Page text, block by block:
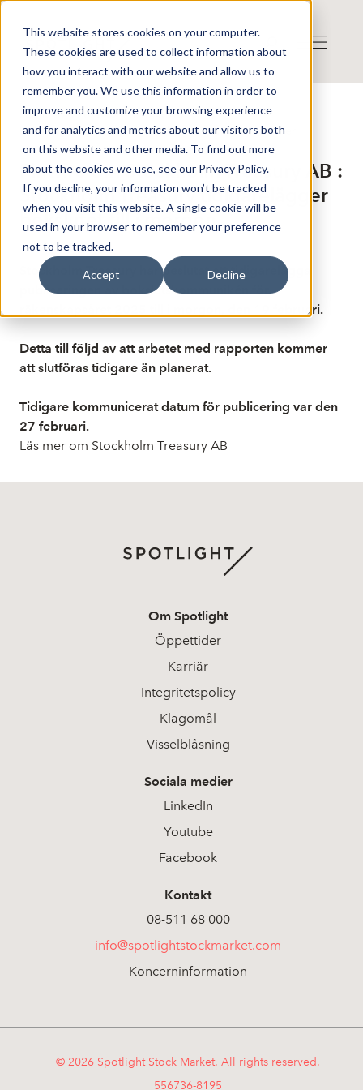
This website stores cookies on your computer.
These cookies are used to collect information about
how you interact with our website and allow us to
remember you. We use this information in order to
improve and customize your browsing experience
and for analytics and metrics about our visitors both
on this website and other media. To find out more
about the cookies we use, see our Privacy Policy.
If you decline, your information won’t be tracked
when you visit this website. A single cookie will be
used in your browser to remember your preference
not to be tracked.
Accept Decline
Publicerat: 2026-02-18 15:48:10
Detta är en nyhet från nyhetsbyrån FinwireDisclaimer
Finwire om Stockholm Treasury AB :
Stockholm Treasury tidigarelägger
bokslutet till i morgon
Stockholm Treasury har beslutat att tidigarelägga
publiceringen av bokslutskommunikén för
räkenskapsåret 2025 till i morgon, den 19 februari.
Detta till följd av att arbetet med rapporten kommer
att slutföras tidigare än planerat.
Tidigare kommunicerat datum för publicering var den
27 februari.
Läs mer om Stockholm Treasury AB
Om Spotlight
Öppettider
Karriär
Integritetspolicy
Klagomål
Visselblåsning
Sociala medier
LinkedIn
Youtube
Facebook
Kontakt
08-511 68 000
info@spotlightstockmarket.com
Koncerninformation
© 2026 Spotlight Stock Market. All rights reserved.
556736-8195